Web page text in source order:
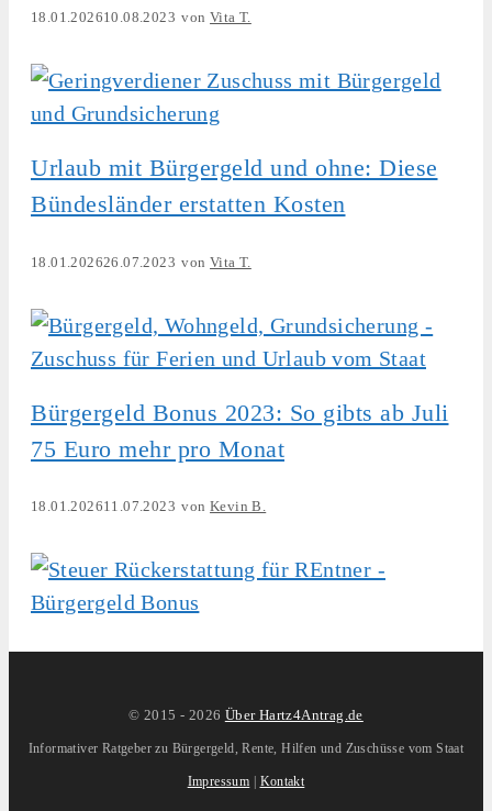
18.01.202610.08.2023 vonVita T.
Urlaub mit Bürgergeld und ohne: Diese
Bündesländer erstatten Kosten
18.01.202626.07.2023 vonVita T.
Bürgergeld Bonus 2023: So gibts ab Juli
75 Euro mehr pro Monat
18.01.202611.07.2023 vonKevin B.
© 2015 - 2026 Über Hartz4Antrag.de
Informativer Ratgeber zu Bürgergeld, Rente, Hilfen und Zuschüsse vom Staat
Impressum Kontakt